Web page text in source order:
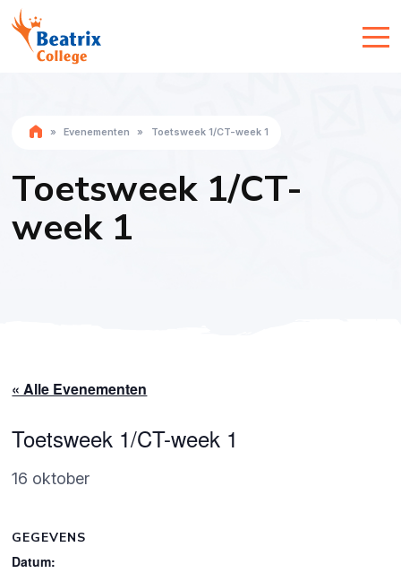
» Evenementen » Toetsweek 1/CT-week 1
Toetsweek 1/CT-
week 1
« Alle Evenementen
Toetsweek 1/CT-week 1
16 oktober
GEGEVENS
Datum: